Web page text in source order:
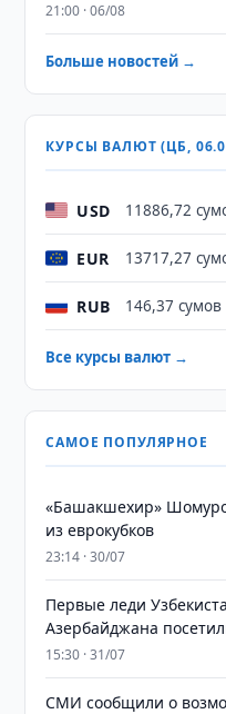
21:00 · 06/08
Больше новостей →
КУРСЫ ВАЛЮТ (ЦБ,
USD 11886,72
EUR 13717,27
RUB 146,37 сумов
Все курсы валют →
САМОЕ ПОПУЛЯРНОЕ
«Башакшехир»
из еврокубков
23:14 · 30/07
Первые леди
Азербайджана
15:30 · 31/07
СМИ сообщили о